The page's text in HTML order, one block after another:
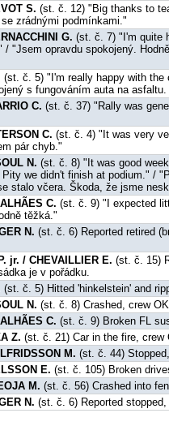
S. (st. č. 12) "Big thanks to
zrádnými podmínkami."
G. (st. č. 7) "I'm quite
/ "Jsem opravdu spokojený.
(st. č. 5) "I'm really happy with
s fungováním auta na
C. (st. č. 37) "Rally was
C. (st. č. 4) "It was very
pár chyb."
N. (st. č. 8) "It was good
Pity we didn't finish at podium." /
stalo včera. Škoda, že jsme
C. (st. č. 9) "I expected
těžká."
N. (st. č. 6) Reported retired
jr. / CHEVAILLIER E. (st. č. 15)
je v pořádku.
(st. č. 5) Hitted 'hinkelstein' and
N. (st. č. 8) Crashed, crew
C. (st. č. 9) Broken FL
Z. (st. č. 21) Car in the fire,
M. (st. č. 44)
E. (st. č. 105) Broken
M. (st. č. 56) Crashed into
N. (st. č. 6) Reported